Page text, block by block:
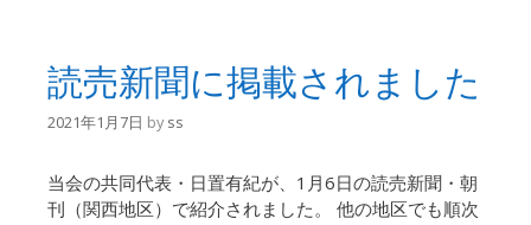
読売新聞に掲載されました
2021年1月7日 byss
当会の共同代表・日置有紀が、1月6日の読売新聞・朝
刊（関西地区）で紹介されました。 他の地区でも順次